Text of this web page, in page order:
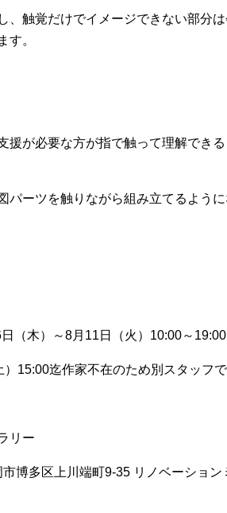
、触覚だけでイメージできない部分
す。
援が必要な方が指で触って理解でき
パーツを触りながら組み立てるよう
（木）～8月11日（火）10:00～
）15:00迄作家不在のため別スタッフ
リー
市博多区上川端町9-35 リノベーショ